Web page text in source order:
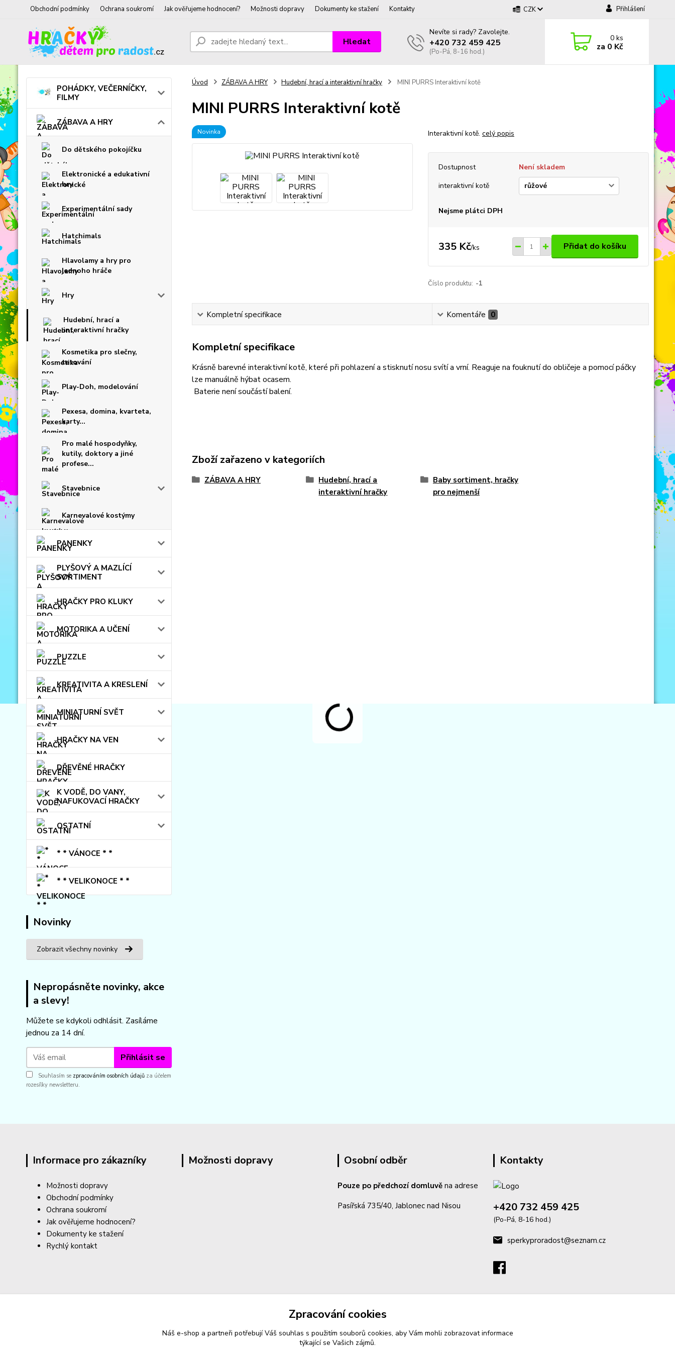
Obchodní podmínky Ochrana soukromí Jak ověřujeme hodnocení? Možnosti dopravy Dokumenty ke stažení Kontakty CZK Přihlášení
Hledat
Nevíte si rady? Zavolejte.
+420 732 459 425
(Po-Pá, 8-16 hod.)
0ks
za 0 Kč
POHÁDKY, VEČERNÍČKY,
FILMY
ZÁBAVA A HRY
Do dětského pokojíčku
Elektronické a edukativní
hry
Experimentální sady
Hatchimals
Hlavolamy a hry pro
jednoho hráče
Hry
Hudební, hrací a
interaktivní hračky
Kosmetika pro slečny,
tetování
Play-Doh, modelování
Pexesa, domina, kvarteta,
karty...
Pro malé hospodyňky,
kutily, doktory a jiné
profese...
Stavebnice
Karnevalové kostýmy
PANENKY
PLYŠOVÝ A MAZLÍCÍ
SORTIMENT
HRAČKY PRO KLUKY
MOTORIKA A UČENÍ
PUZZLE
KREATIVITA A KRESLENÍ
MINIATURNÍ SVĚT
HRAČKY NA VEN
DŘEVĚNÉ HRAČKY
K VODĚ, DO VANY,
NAFUKOVACÍ HRAČKY
OSTATNÍ
* * VÁNOCE * *
* * VELIKONOCE * *
Novinky
Zobrazit všechny novinky
Nepropásněte novinky, akce
a slevy!
Můžete se kdykoli odhlásit. Zasíláme
jednou za 14 dní.
Přihlásit se
Souhlasím se zpracováním osobních údajů za účelem
rozesílky newsletteru.
Úvod ZÁBAVA A HRY Hudební, hrací a interaktivní hračky MINI PURRS Interaktivní kotě
MINI PURRS Interaktivní kotě
Novinka Interaktivní kotě. celý popis
Dostupnost
Není skladem
interaktivní kotě
Nejsme plátci DPH
335 Kč/ks Přidat do košíku
Číslo produktu: -1
Kompletní specifikace Komentáře 0
Kompletní specifikace
Krásně barevné interaktivní kotě, které při pohlazení a stisknutí nosu svítí a vrní. Reaguje na fouknutí do obličeje a pomocí páčky
lze manuálně hýbat ocasem.
Baterie není součástí balení.
Zboží zařazeno v kategoriích
ZÁBAVA A HRY
Hudební, hrací a
interaktivní hračky
Baby sortiment, hračky
pro nejmenší
Informace pro zákazníky
Možnosti dopravy
Obchodní podmínky
Ochrana soukromí
Jak ověřujeme hodnocení?
Dokumenty ke stažení
Rychlý kontakt
Možnosti dopravy Osobní odběr
Pouze po předchozí domluvě na adrese
Pasířská 735/40, Jablonec nad Nisou
Kontakty
+420 732 459 425
(Po-Pá, 8-16 hod.)
sperkyproradost@seznam.cz
Zpracování cookies
Náš e-shop a partneři potřebují Váš souhlas s použitím souborů cookies, aby Vám mohli zobrazovat informace
týkající se Vašich zájmů.